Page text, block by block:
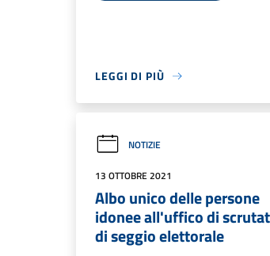
LEGGI DI PIÙ
NOTIZIE
13 OTTOBRE 2021
Albo unico delle persone
idonee all'uffico di
di seggio elettorale